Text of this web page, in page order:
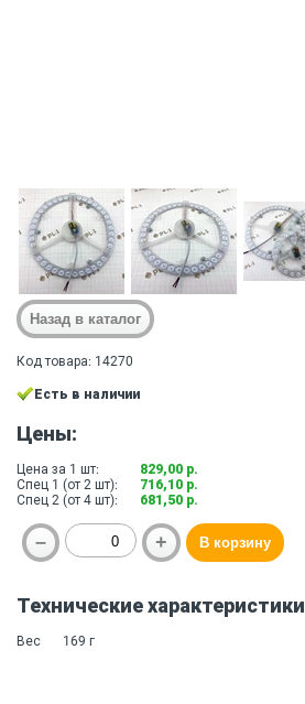
Код товара: 14270
Есть в наличии
Цены:
Цена за 1 шт:
829,00 р.
Спец 1 (от 2 шт):
716,10 р.
Спец 2 (от 4 шт):
681,50 р.
Технические характеристики
Вес 169 г